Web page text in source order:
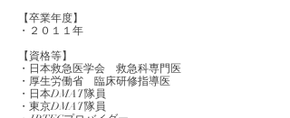
【卒業年度】
​・２０１１年
【資格等】
・日本救急医学会 救急科専門医
・厚生労働省 臨床研修指導医
・日本DMAT隊員
・東京DMAT隊員